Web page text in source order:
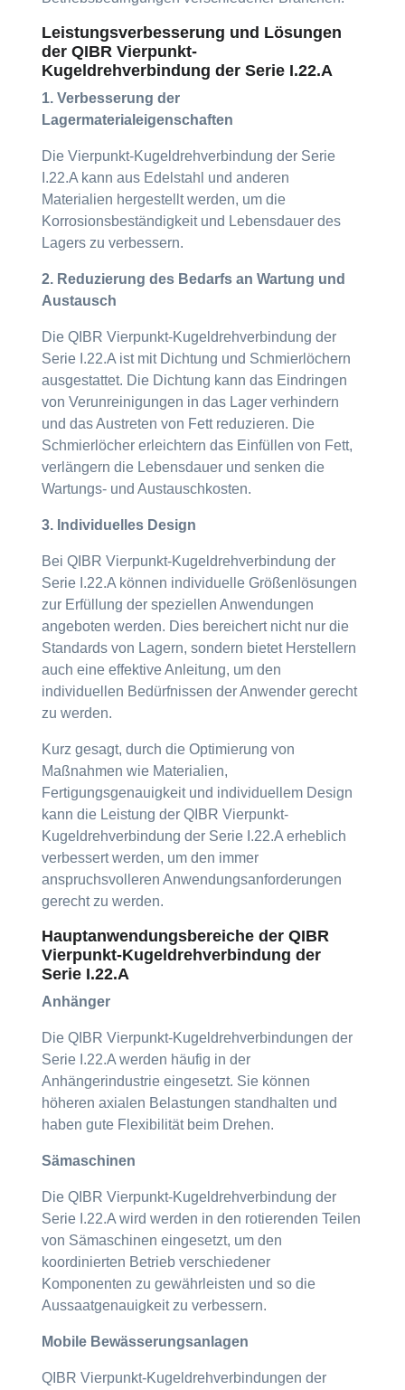
Leistungsverbesserung und Lösungen
der QIBR Vierpunkt-
Kugeldrehverbindung der Serie I.22.A
1. Verbesserung der
Lagermaterialeigenschaften
Die Vierpunkt-Kugeldrehverbindung der Serie
I.22.A kann aus Edelstahl und anderen
Materialien hergestellt werden, um die
Korrosionsbeständigkeit und Lebensdauer des
Lagers zu verbessern.
2. Reduzierung des Bedarfs an Wartung und
Austausch
Die QIBR Vierpunkt-Kugeldrehverbindung der
Serie I.22.A ist mit Dichtung und Schmierlöchern
ausgestattet. Die Dichtung kann das Eindringen
von Verunreinigungen in das Lager verhindern
und das Austreten von Fett reduzieren. Die
Schmierlöcher erleichtern das Einfüllen von Fett,
verlängern die Lebensdauer und senken die
Wartungs- und Austauschkosten.
3. Individuelles Design
Bei QIBR Vierpunkt-Kugeldrehverbindung der
Serie I.22.A können individuelle Größenlösungen
zur Erfüllung der speziellen Anwendungen
angeboten werden. Dies bereichert nicht nur die
Standards von Lagern, sondern bietet Herstellern
auch eine effektive Anleitung, um den
individuellen Bedürfnissen der Anwender gerecht
zu werden.
Kurz gesagt, durch die Optimierung von
Maßnahmen wie Materialien,
Fertigungsgenauigkeit und individuellem Design
kann die Leistung der QIBR Vierpunkt-
Kugeldrehverbindung der Serie I.22.A erheblich
verbessert werden, um den immer
anspruchsvolleren Anwendungsanforderungen
gerecht zu werden.
Hauptanwendungsbereiche der QIBR
Vierpunkt-Kugeldrehverbindung der
Serie I.22.A
Anhänger
Die QIBR Vierpunkt-Kugeldrehverbindungen der
Serie I.22.A werden häufig in der
Anhängerindustrie eingesetzt. Sie können
höheren axialen Belastungen standhalten und
haben gute Flexibilität beim Drehen.
Sämaschinen
Die QIBR Vierpunkt-Kugeldrehverbindung der
Serie I.22.A wird werden in den rotierenden Teilen
von Sämaschinen eingesetzt, um den
koordinierten Betrieb verschiedener
Komponenten zu gewährleisten und so die
Aussaatgenauigkeit zu verbessern.
Mobile Bewässerungsanlagen
QIBR Vierpunkt-Kugeldrehverbindungen der